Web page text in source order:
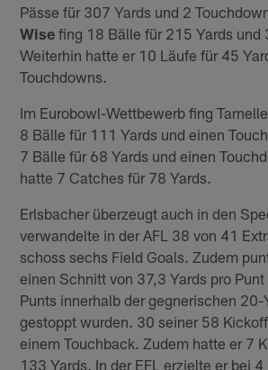
Pässe für 307 Yards und 2
Wise fing 18 Bälle für 215 Yards und
Weiterhin hatte er 10 Läufe für 45
Touchdowns.
Im Eurobowl-Wettbewerb fing
8 Bälle für 111 Yards und einen
7 Bälle für 68 Yards und einen
hatte 7 Catches für 78 Yards.
Erlsbacher überzeugt auch in den
verwandelte in der AFL 38 von 41
schoss sechs Field Goals. Zudem
einen Schnitt von 37,3 Yards pro
Punts innerhalb der gegnerischen 20-
gestoppt wurden. 30 seiner 58
einem Touchback. Zudem hatte er 7
133 Yards. In der EFL erzielte er bei 4